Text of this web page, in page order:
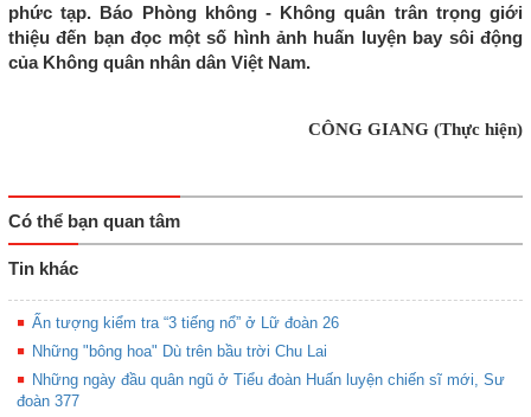
phức tạp. Báo Phòng không - Không quân trân trọng giới
thiệu đến bạn đọc một số hình ảnh huấn luyện bay sôi động
của Không quân nhân dân Việt Nam.
CÔNG GIANG (Thực hiện)
Có thể bạn quan tâm
Tin khác
Ấn tượng kiểm tra “3 tiếng nổ” ở Lữ đoàn 26
Những "bông hoa" Dù trên bầu trời Chu Lai
Những ngày đầu quân ngũ ở Tiểu đoàn Huấn luyện chiến sĩ mới, Sư
đoàn 377